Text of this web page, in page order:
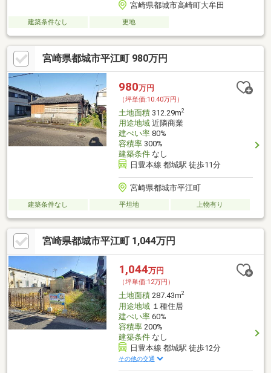
宮崎県都城市高崎町大牟田
建築条件なし 更地
宮崎県都城市平江町 980万円
980万円
（坪単価:10.40万円）
土地面積312.29m2
用途地域近隣商業
建ぺい率80%
容積率300%
建築条件なし
日豊本線 都城駅 徒歩11分
宮崎県都城市平江町
建築条件なし 平坦地 上物有り
宮崎県都城市平江町 1,044万円
1,044万円
（坪単価:12万円）
土地面積287.43m2
用途地域１種住居
建ぺい率60%
容積率200%
建築条件なし
日豊本線 都城駅 徒歩12分
その他の交通